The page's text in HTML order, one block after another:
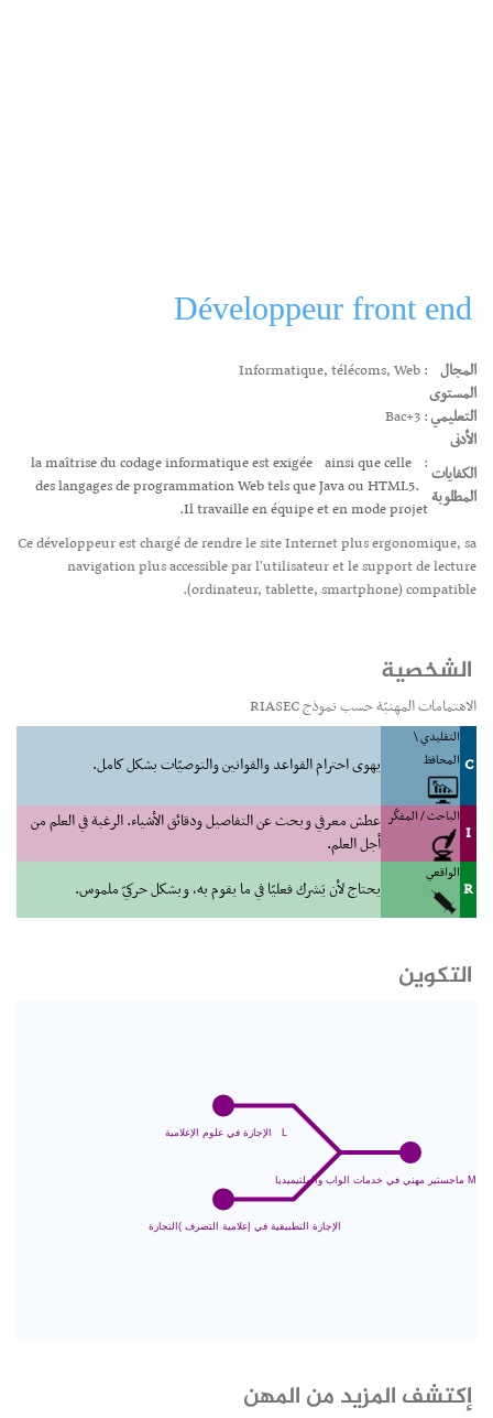
Développeur front end
المجال : Informatique, télécoms, Web
المستوى
التعليمي
الأدنى
: Bac+3
الكفايات
المطلوبة
:
la maîtrise du codage informatique est exigée ainsi que celle
des langages de programmation Webtels que Java ou HTML5.
Il travaille en équipe et en mode projet.
Ce développeur est chargé de rendre le site Internet plus ergonomique, sa
navigation plus accessible par l'utilisateur et le support de lecture
(ordinateur, tablette, smartphone) compatible.
الشخصية
الاهتمامات المهنيّة حسب نموذج RIASEC
C
التقليدي \
المحافظ
يهوى احترام القواعد والقوانين والتوصيّات بشكل كامل.
I
الباحث / المفكّر عطش معرفي وبحث عن التفاصيل ودقائق الأشياء. الرغبة في العلم من
أجل العلم.
R
الواقعي
يحتاج لأن يَشرك فعليّا في ما يقوم به، وبشكل حركيّ ملموس.
التكوين
إكتشف المزيد من المهن